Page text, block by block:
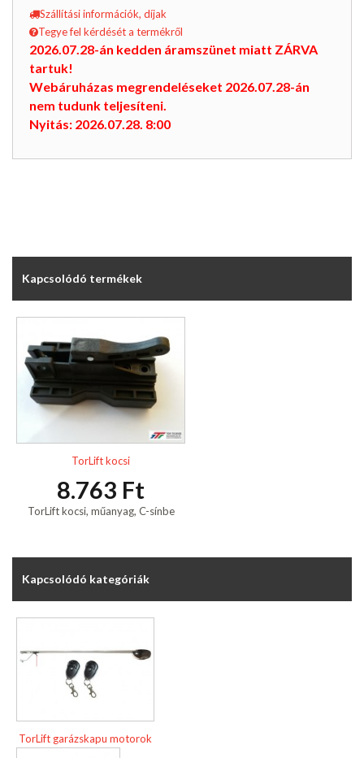
Szállítási információk, díjak
Tegye fel kérdését a termékről
2026.07.28-án kedden áramszünet miatt ZÁRVA
tartuk!
Webáruházas megrendeléseket 2026.07.28-án
nem tudunk teljesíteni.
Nyitás: 2026.07.28. 8:00
Kapcsolódó termékek
TorLift kocsi
8.763 Ft
TorLift kocsi, műanyag, C-sínbe
Kapcsolódó kategóriák
TorLift garázskapu motorok